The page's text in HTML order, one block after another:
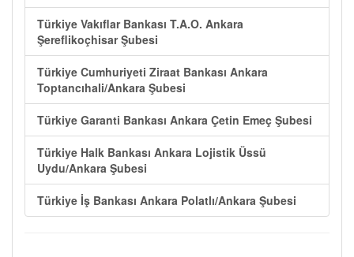
Türkiye Vakıflar Bankası T.A.O. Ankara
Şereflikoçhisar Şubesi
Türkiye Cumhuriyeti Ziraat Bankası Ankara
Toptancıhali/Ankara Şubesi
Türkiye Garanti Bankası Ankara Çetin Emeç Şubesi
Türkiye Halk Bankası Ankara Lojistik Üssü
Uydu/Ankara Şubesi
Türkiye İş Bankası Ankara Polatlı/Ankara Şubesi